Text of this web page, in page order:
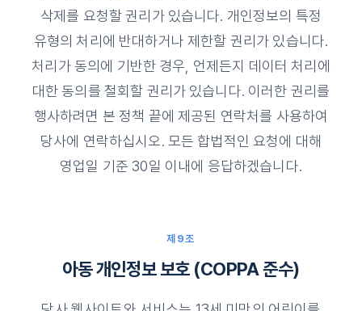
삭제를 요청할 권리가 있습니다. 개인정보의 특정
유형의 처리에 반대하거나 제한할 권리가 있습니다.
처리가 동의에 기반한 경우, 언제든지 데이터 처리에
대한 동의를 철회할 권리가 있습니다. 이러한 권리를
행사하려면 본 정책 끝에 제공된 연락처를 사용하여
당사에 연락하십시오. 모든 합법적인 요청에 대해
영업일 기준 30일 이내에 응답하겠습니다.
제9조
아동 개인정보 보호 (COPPA 준수)